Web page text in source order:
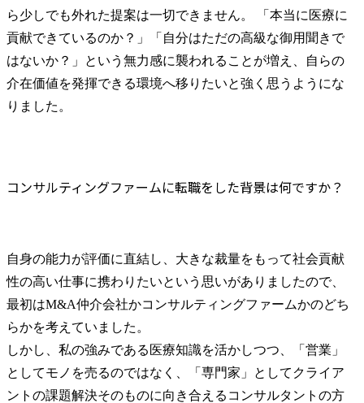
ら少しでも外れた提案は一切できません。 「本当に医療に
貢献できているのか？」「自分はただの高級な御用聞きで
はないか？」という無力感に襲われることが増え、自らの
介在価値を発揮できる環境へ移りたいと強く思うようにな
りました。
コンサルティングファームに転職をした背景は何ですか？
自身の能力が評価に直結し、大きな裁量をもって社会貢献
性の高い仕事に携わりたいという思いがありましたので、
最初はM&A仲介会社かコンサルティングファームかのどち
らかを考えていました。
しかし、私の強みである医療知識を活かしつつ、「営業」
としてモノを売るのではなく、「専門家」としてクライア
ントの課題解決そのものに向き合えるコンサルタントの方